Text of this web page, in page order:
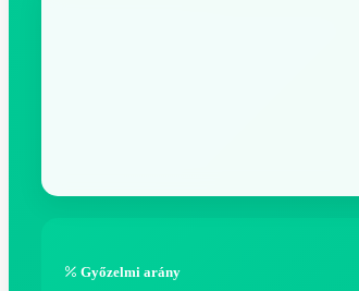
Győzelmi arány